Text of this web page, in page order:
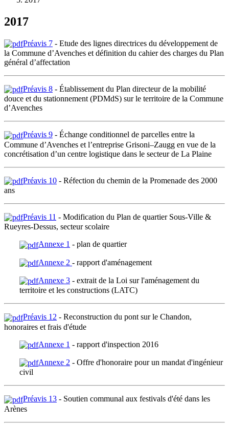
2017
Préavis 7 - Etude des lignes directrices du développement de
la Commune d’Avenches et définition du cahier des charges du Plan
général d’affectation
Préavis 8 - Établissement du Plan directeur de la mobilité
douce et du stationnement (PDMdS) sur le territoire de la Commune
d’Avenches
Préavis 9 - Échange conditionnel de parcelles entre la
Commune d’Avenches et l’entreprise Grisoni–Zaugg en vue de la
concrétisation d’un centre logistique dans le secteur de La Plaine
Préavis 10 - Réfection du chemin de la Promenade des 2000
ans
Préavis 11 - Modification du Plan de quartier Sous-Ville &
Rueyres-Dessus, secteur scolaire
Annexe 1 - plan de quartier
Annexe 2 - rapport d'aménagement
Annexe 3 - extrait de la Loi sur l'aménagement du
territoire et les constructions (LATC)
Préavis 12 - Reconstruction du pont sur le Chandon,
honoraires et frais d'étude
Annexe 1 - rapport d'inspection 2016
Annexe 2 - Offre d'honoraire pour un mandat d'ingénieur
civil
Préavis 13 - Soutien communal aux festivals d'été dans les
Arènes